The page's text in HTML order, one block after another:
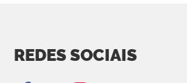
REDES SOCIAIS